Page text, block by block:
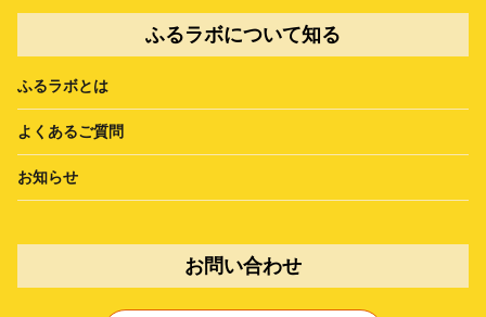
ふるラボについて知る
ふるラボとは
よくあるご質問
お知らせ
お問い合わせ